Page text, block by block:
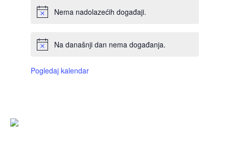
Nema nadolazećih događaji.
Na današnji dan nema događanja.
Pogledaj kalendar